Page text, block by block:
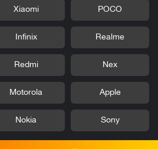
POCO
Xiaomi
Realme
Infinix
Nex
Redmi
Apple
Motorola
Sony
Nokia